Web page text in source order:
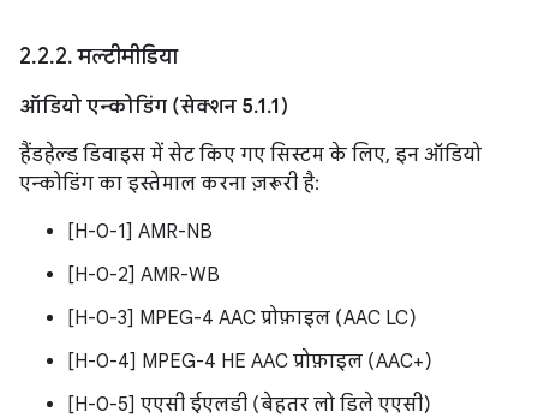
2.2.2.मल्टीमीडिया
ऑडियो एन्कोडिंग (सेक्शन 5.1.1)
हैंडहेल्ड डिवाइस में सेट किए गए सिस्टम के लिए, इन ऑडियो
एन्कोडिंग का इस्तेमाल करना ज़रूरी है:
[H-0-1] AMR-NB
[H-0-2] AMR-WB
[H-0-3] MPEG-4 AAC प्रोफ़ाइल (AAC LC)
[H-0-4] MPEG-4 HE AAC प्रोफ़ाइल (AAC+)
[H-0-5] एएसी ईएलडी (बेहतर लो डिले एएसी)